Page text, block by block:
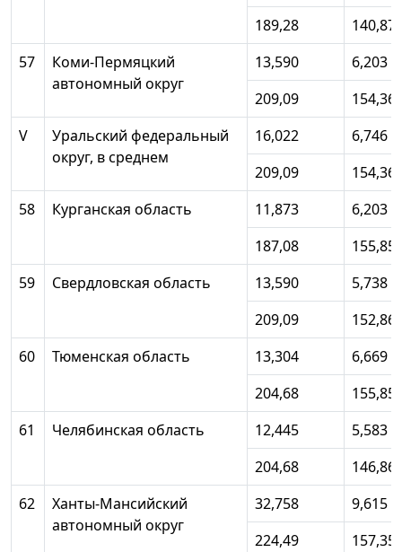
189,28
140,87
57
Коми-Пермяцкий
автономный округ
13,590
6,203
209,09
154,36
V
Уральский федеральный
округ, в среднем
16,022
6,746
209,09
154,36
58
Курганская область 11,873
6,203
187,08
155,85
59
Свердловская область 13,590
5,738
209,09
152,86
60
Тюменская область 13,304
6,669
204,68
155,85
61
Челябинская область 12,445
5,583
204,68
146,86
62
Ханты-Мансийский
автономный округ
32,758
9,615
224,49
157,35